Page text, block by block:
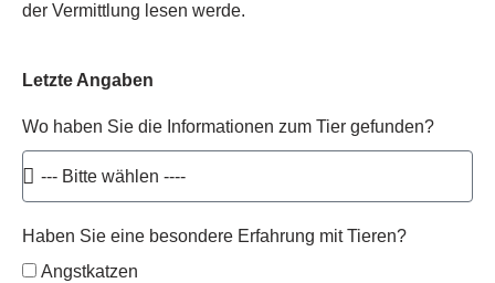
der Vermittlung lesen werde.
Letzte Angaben
Wo haben Sie die Informationen zum Tier gefunden?
Haben Sie eine besondere Erfahrung mit Tieren?
Angstkatzen